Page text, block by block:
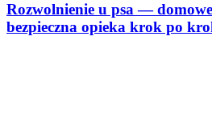
Rozwolnienie u psa —
bezpieczna opieka krok po